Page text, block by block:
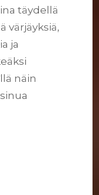
täydellä
värjäyksiä,
ja
näin